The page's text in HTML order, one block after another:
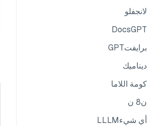
لانجفلو
DocsGPT
برايفتGPT
ديناميك
كومة اللاما
ن8 ن
أي شيءLLLM